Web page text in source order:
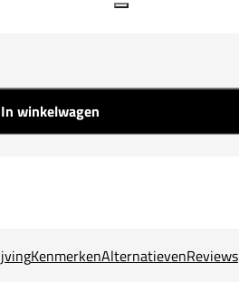
In winkelwagen
KenmerkenAlternatievenReviews